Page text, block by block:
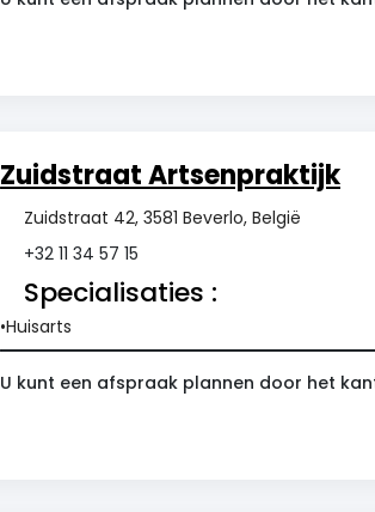
Zuidstraat Artsenpraktijk
Zuidstraat 42, 3581 Beverlo, België
+32 11 34 57 15
Specialisaties :
Huisarts
U kunt een afspraak plannen door het